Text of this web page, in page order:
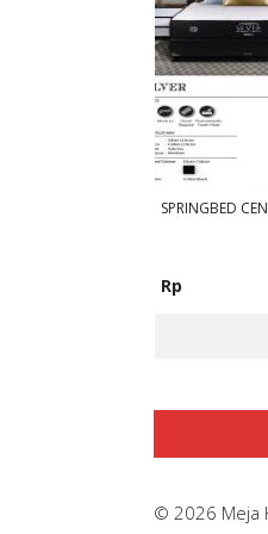
SPRINGBED
Rp
© 2026 Meja